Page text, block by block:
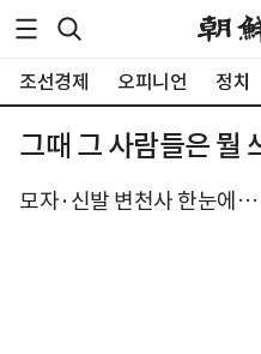
조선경제 오피니언 정치
그때 그 사람들은 뭘
모자·신발 변천사 한눈에